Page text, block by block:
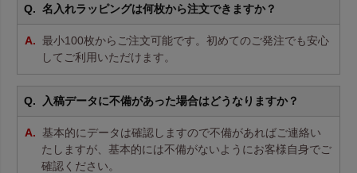
名入れラッピングは何枚から注文できますか？
最小100枚からご注文可能です。初めてのご発注でも安心
してご利用いただけます。
入稿データに不備があった場合はどうなりますか？
基本的にデータは確認しますので不備があればご連絡い
たしますが、基本的には不備がないようにお客様自身でご
確認ください。